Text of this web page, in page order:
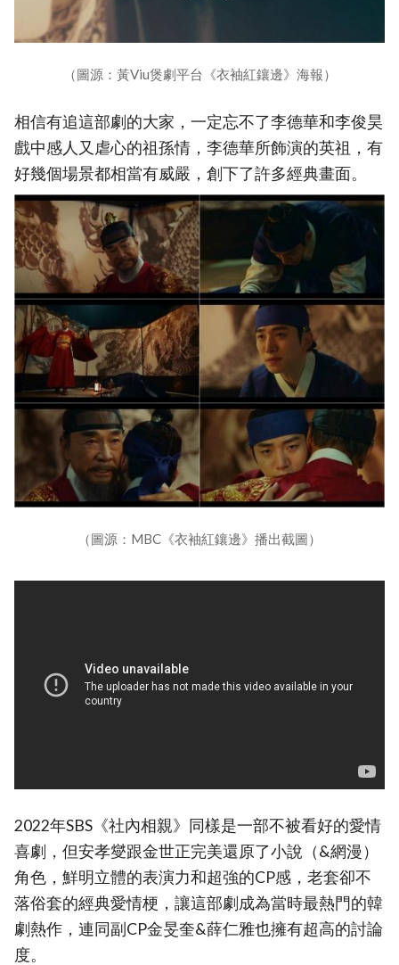
（圖源：黃Viu煲劇平台《衣袖紅鑲邊》海報）
相信有追這部劇的大家，一定忘不了李德華和李俊昊
戲中感人又虐心的祖孫情，李德華所飾演的英祖，有
好幾個場景都相當有威嚴，創下了許多經典畫面。
（圖源：MBC《衣袖紅鑲邊》播出截圖）
2022年SBS《社內相親》同樣是一部不被看好的愛情
喜劇，但安孝燮跟金世正完美還原了小說（&網漫）
角色，鮮明立體的表演力和超強的CP感，老套卻不
落俗套的經典愛情梗，讓這部劇成為當時最熱門的韓
劇熱作，連同副CP金旻奎&薛仁雅也擁有超高的討論
度。